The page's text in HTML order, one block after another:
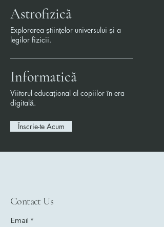
Astrofizică
Explorarea științelor universului și a
legilor fizicii.
Informatică
Viitorul educațional al copiilor în era
digitală.
Înscrie-te Acum
Contact Us
Email *